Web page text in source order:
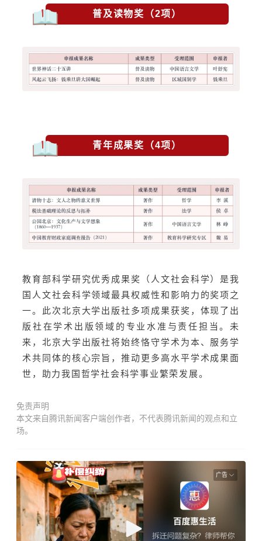
普及读物奖（2项）
青年成果奖（4项）
教育部科学研究优秀成果奖（人文社会科学）是我
国人文社会科学领域最具权威性和影响力的奖项之
一。此次北京大学出版社多项成果获奖，体现了出
版社在学术出版领域的专业水准与责任担当。未
来，北京大学出版社将始终恪守学术为本、服务学
术共同体的核心宗旨，推动更多高水平学术成果面
世，助力我国哲学社会科学事业繁荣发展。
免责声明
本文来自腾讯新闻客户端创作者，不代表腾讯新闻的观点和立
场。
广告